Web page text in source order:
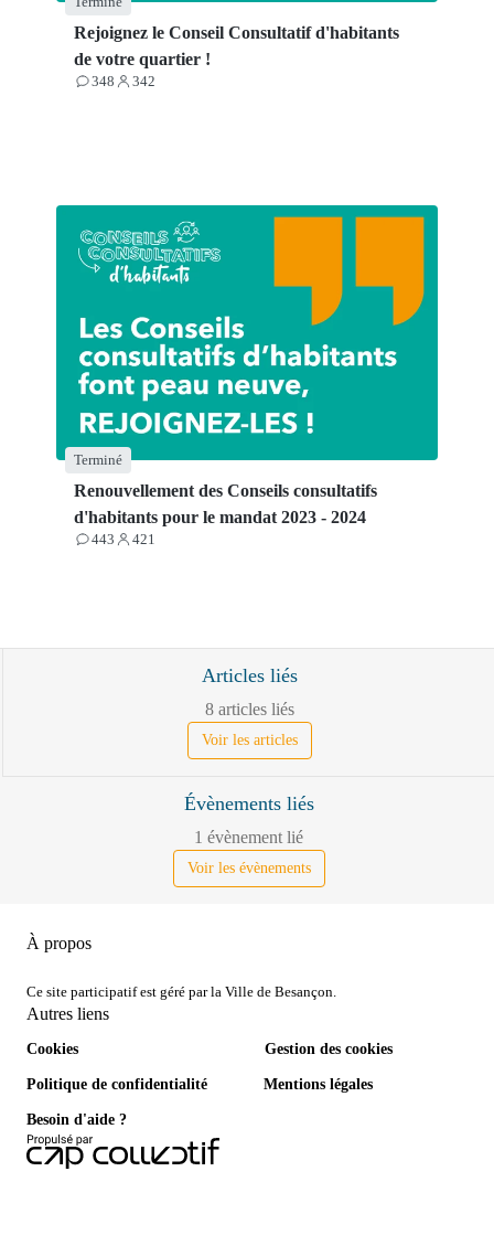
Rejoignez le Conseil Consultatif d'habitants
de votre quartier !
348
Contributions
342
Participants
Terminé
Renouvellement des Conseils consultatifs
d'habitants pour le mandat 2023 - 2024
443
Contributions
421
Participants
Articles liés
8 articles liés
Voir les articles
Évènements liés
1 évènement lié
Voir les évènements
À propos
Ce site participatif est géré par la Ville de Besançon.
Autres liens
Cookies Gestion des cookies
Politique de confidentialité Mentions légales
Besoin d'aide ?